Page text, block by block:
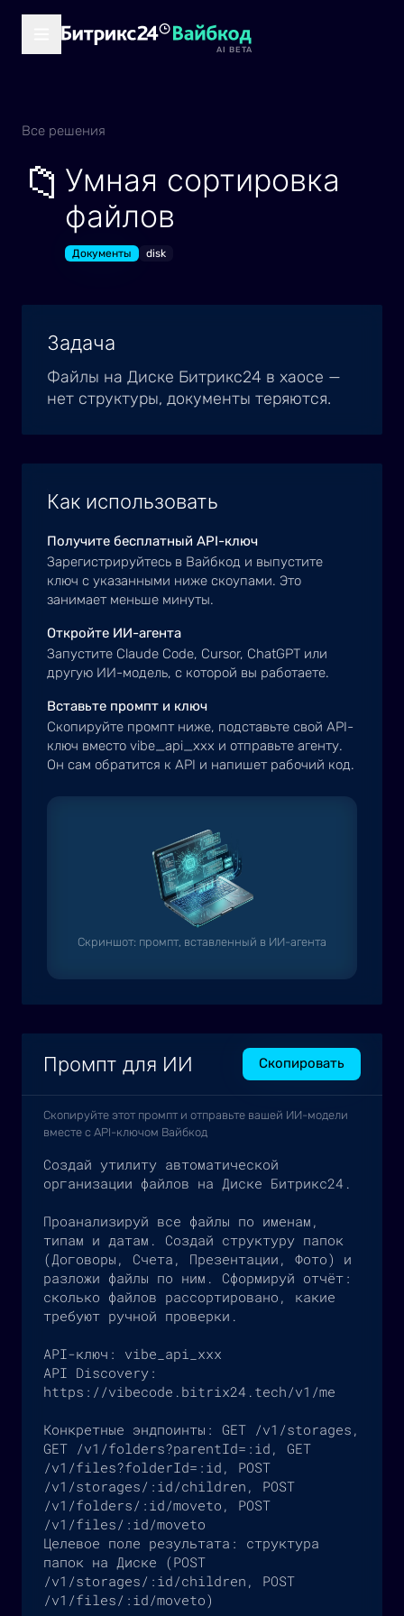
AI BETA
Все решения
📁 Умная сортировка
файлов
Документы disk
Задача
Файлы на Диске Битрикс24 в хаосе —
нет структуры, документы теряются.
Как использовать
Получите бесплатный API-ключ
Зарегистрируйтесь в Вайбкод и выпустите
ключ с указанными ниже скоупами. Это
занимает меньше минуты.
Откройте ИИ-агента
Запустите Claude Code, Cursor, ChatGPT или
другую ИИ-модель, с которой вы работаете.
Вставьте промпт и ключ
Скопируйте промпт ниже, подставьте свой API-
ключ вместо vibe_api_xxx и отправьте агенту.
Он сам обратится к API и напишет рабочий код.
Скриншот: промпт, вставленный в ИИ-агента
Промпт для ИИ Скопировать
Скопируйте этот промпт и отправьте вашей ИИ-модели
вместе с API-ключом Вайбкод
Создай утилиту автоматической
организации файлов на Диске Битрикс24.
Проанализируй все файлы по именам,
типам и датам. Создай структуру папок
(Договоры, Счета, Презентации, Фото) и
разложи файлы по ним. Сформируй отчёт:
сколько файлов рассортировано, какие
требуют ручной проверки.
API-ключ: vibe_api_xxx
API Discovery:
https://vibecode.bitrix24.tech/v1/me
Конкретные эндпоинты: GET /v1/storages,
GET /v1/folders?parentId=:id, GET
/v1/files?folderId=:id, POST
/v1/storages/:id/children, POST
/v1/folders/:id/moveto, POST
/v1/files/:id/moveto
Целевое поле результата: структура
папок на Диске (POST
/v1/storages/:id/children, POST
/v1/files/:id/moveto)